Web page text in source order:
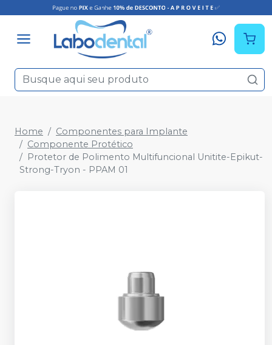
Home
Componentes para Implante
Componente Protético
Protetor de Polimento Multifuncional Unitite-Epikut-
Strong-Tryon - PPAM 01